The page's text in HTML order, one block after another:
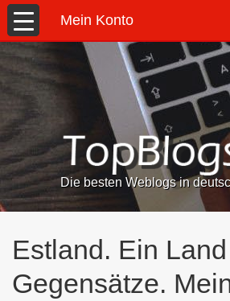
Mein Konto
Die besten Weblogs in
Estland. Ein
Gegensätze.